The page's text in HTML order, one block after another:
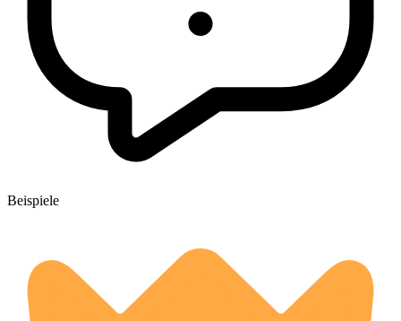
Beispiele